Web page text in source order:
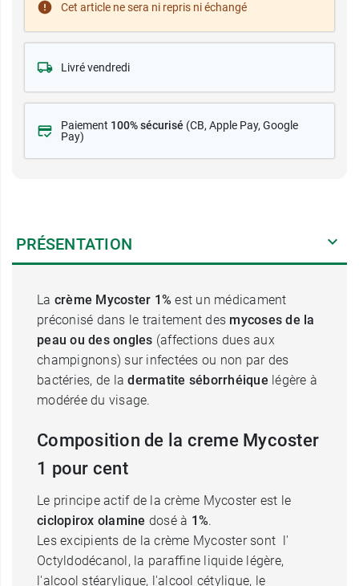
Cet article ne sera ni repris ni échangé
Livré vendredi
Paiement 100% sécurisé (CB, Apple Pay, Google
Pay)
PRÉSENTATION
La crème Mycoster 1% est un médicament
préconisé dans le traitement des mycoses de la
peau ou des ongles (affections dues aux
champignons) sur infectées ou non par des
bactéries, de la dermatite séborrhéique légère à
modérée du visage.
Composition de la creme Mycoster
1 pour cent
Le principe actif de la crème Mycoster est le
ciclopirox olamine dosé à 1%.
Les excipients de la crème Mycoster sont l'
Octyldodécanol, la paraffine liquide légère,
l'alcool stéarylique, l'alcool cétylique, le